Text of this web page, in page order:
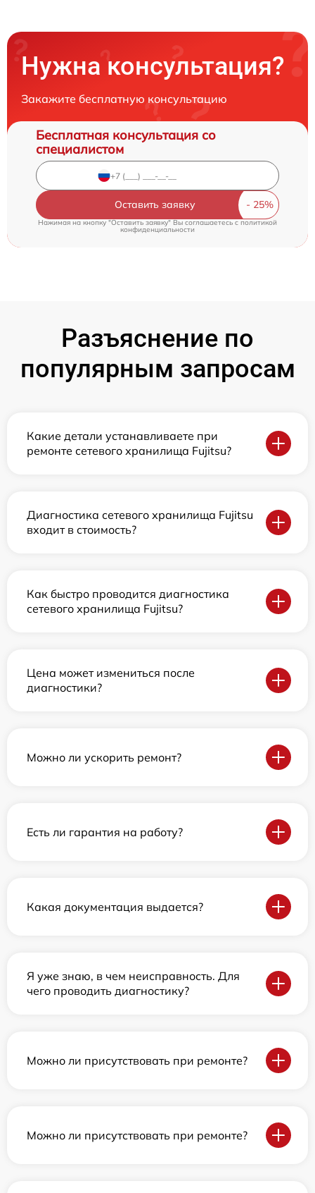
Нужна консультация?
Закажите бесплатную консультацию
Бесплатная консультация со
специалистом
Оставить заявку
Нажимая на кнопку "Оставить заявку" Вы соглашаетесь c политикой
конфиденциальности
Разъяснение по
популярным запросам
Какие детали устанавливаете при
ремонте сетевого хранилища Fujitsu?
Диагностика сетевого хранилища Fujitsu
входит в стоимость?
Как быстро проводится диагностика
сетевого хранилища Fujitsu?
Цена может измениться после
диагностики?
Можно ли ускорить ремонт?
Есть ли гарантия на работу?
Какая документация выдается?
Я уже знаю, в чем неисправность. Для
чего проводить диагностику?
Можно ли присутствовать при ремонте?
Можно ли присутствовать при ремонте?